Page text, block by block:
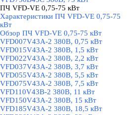
ПЧ VFD-VE 0,75-75 кВт
Характеристики ПЧ VFD-VE 0,75-75
кВт
Обзор ПЧ VFD-VE 0,75-75 кВт
VFD007V43A-2 380В, 0,75 кВт
VFD015V43A-2 380В, 1,5 кВт
VFD022V43A-2 380В, 2,2 кВт
VFD037V43A-2 380В, 3,7 кВт
VFD055V43A-2 380В, 5,5 кВт
VFD075V43A-2 380В, 7,5 кВт
VFD110V43B-2 380В, 11 кВт
VFD150V43A-2 380В, 15 кВт
VFD185V43A-2 380В, 18,5 кВт